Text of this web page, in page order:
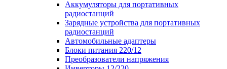
Аккумуляторы для портативных
радиостанций
Зарядные устройства для портативных
радиостанций
Автомобильные адаптеры
Блоки питания 220/12
Преобразователи напряжения